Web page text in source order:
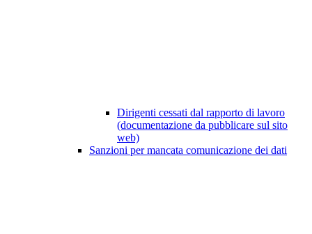
Dirigenti cessati dal rapporto di lavoro
(documentazione da pubblicare sul sito
web)
Sanzioni per mancata comunicazione dei dati